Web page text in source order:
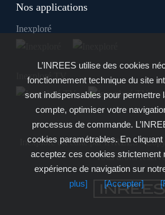
Nos applications
Inexploré
Inexploré TV
Inexploré est édité par INREES -
Tous droits
L’INREES utilise des cookies
fonctionnement technique du site
sont indispensables pour permettre
compte, optimiser votre
processus de commande.
cookies paramétrables. En cliquant
acceptez ces cookies strictement
expérience de navigation sur
plus]
[Accepter]